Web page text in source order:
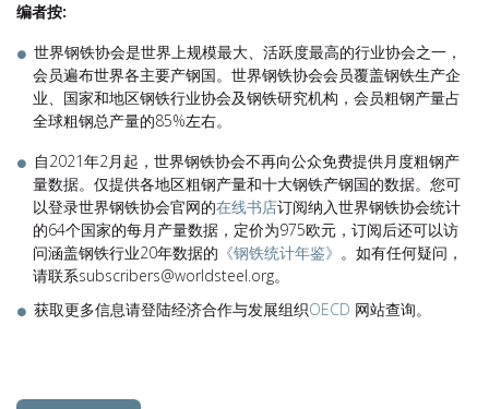
编者按:
世界钢铁协会是世界上规模最大、活跃度最高的行业协会之一，
会员遍布世界各主要产钢国。世界钢铁协会会员覆盖钢铁生产企
业、国家和地区钢铁行业协会及钢铁研究机构，会员粗钢产量占
全球粗钢总产量的85%左右。
自2021年2月起，世界钢铁协会不再向公众免费提供月度粗钢产
量数据。仅提供各地区粗钢产量和十大钢铁产钢国的数据。您可
以登录世界钢铁协会官网的在线书店订阅纳入世界钢铁协会统计
的64个国家的每月产量数据，定价为975欧元，订阅后还可以访
问涵盖钢铁行业20年数据的 《钢铁统计年鉴》 。如有任何疑问，
请联系subscribers@worldsteel.org。
获取更多信息请登陆经济合作与发展组织OECD 网站查询。